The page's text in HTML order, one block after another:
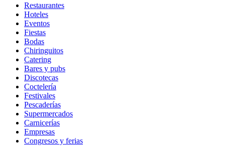
Restaurantes
Hoteles
Eventos
Fiestas
Bodas
Chiringuitos
Catering
Bares y pubs
Discotecas
Coctelería
Festivales
Pescaderías
Supermercados
Carnicerías
Empresas
Congresos y ferias